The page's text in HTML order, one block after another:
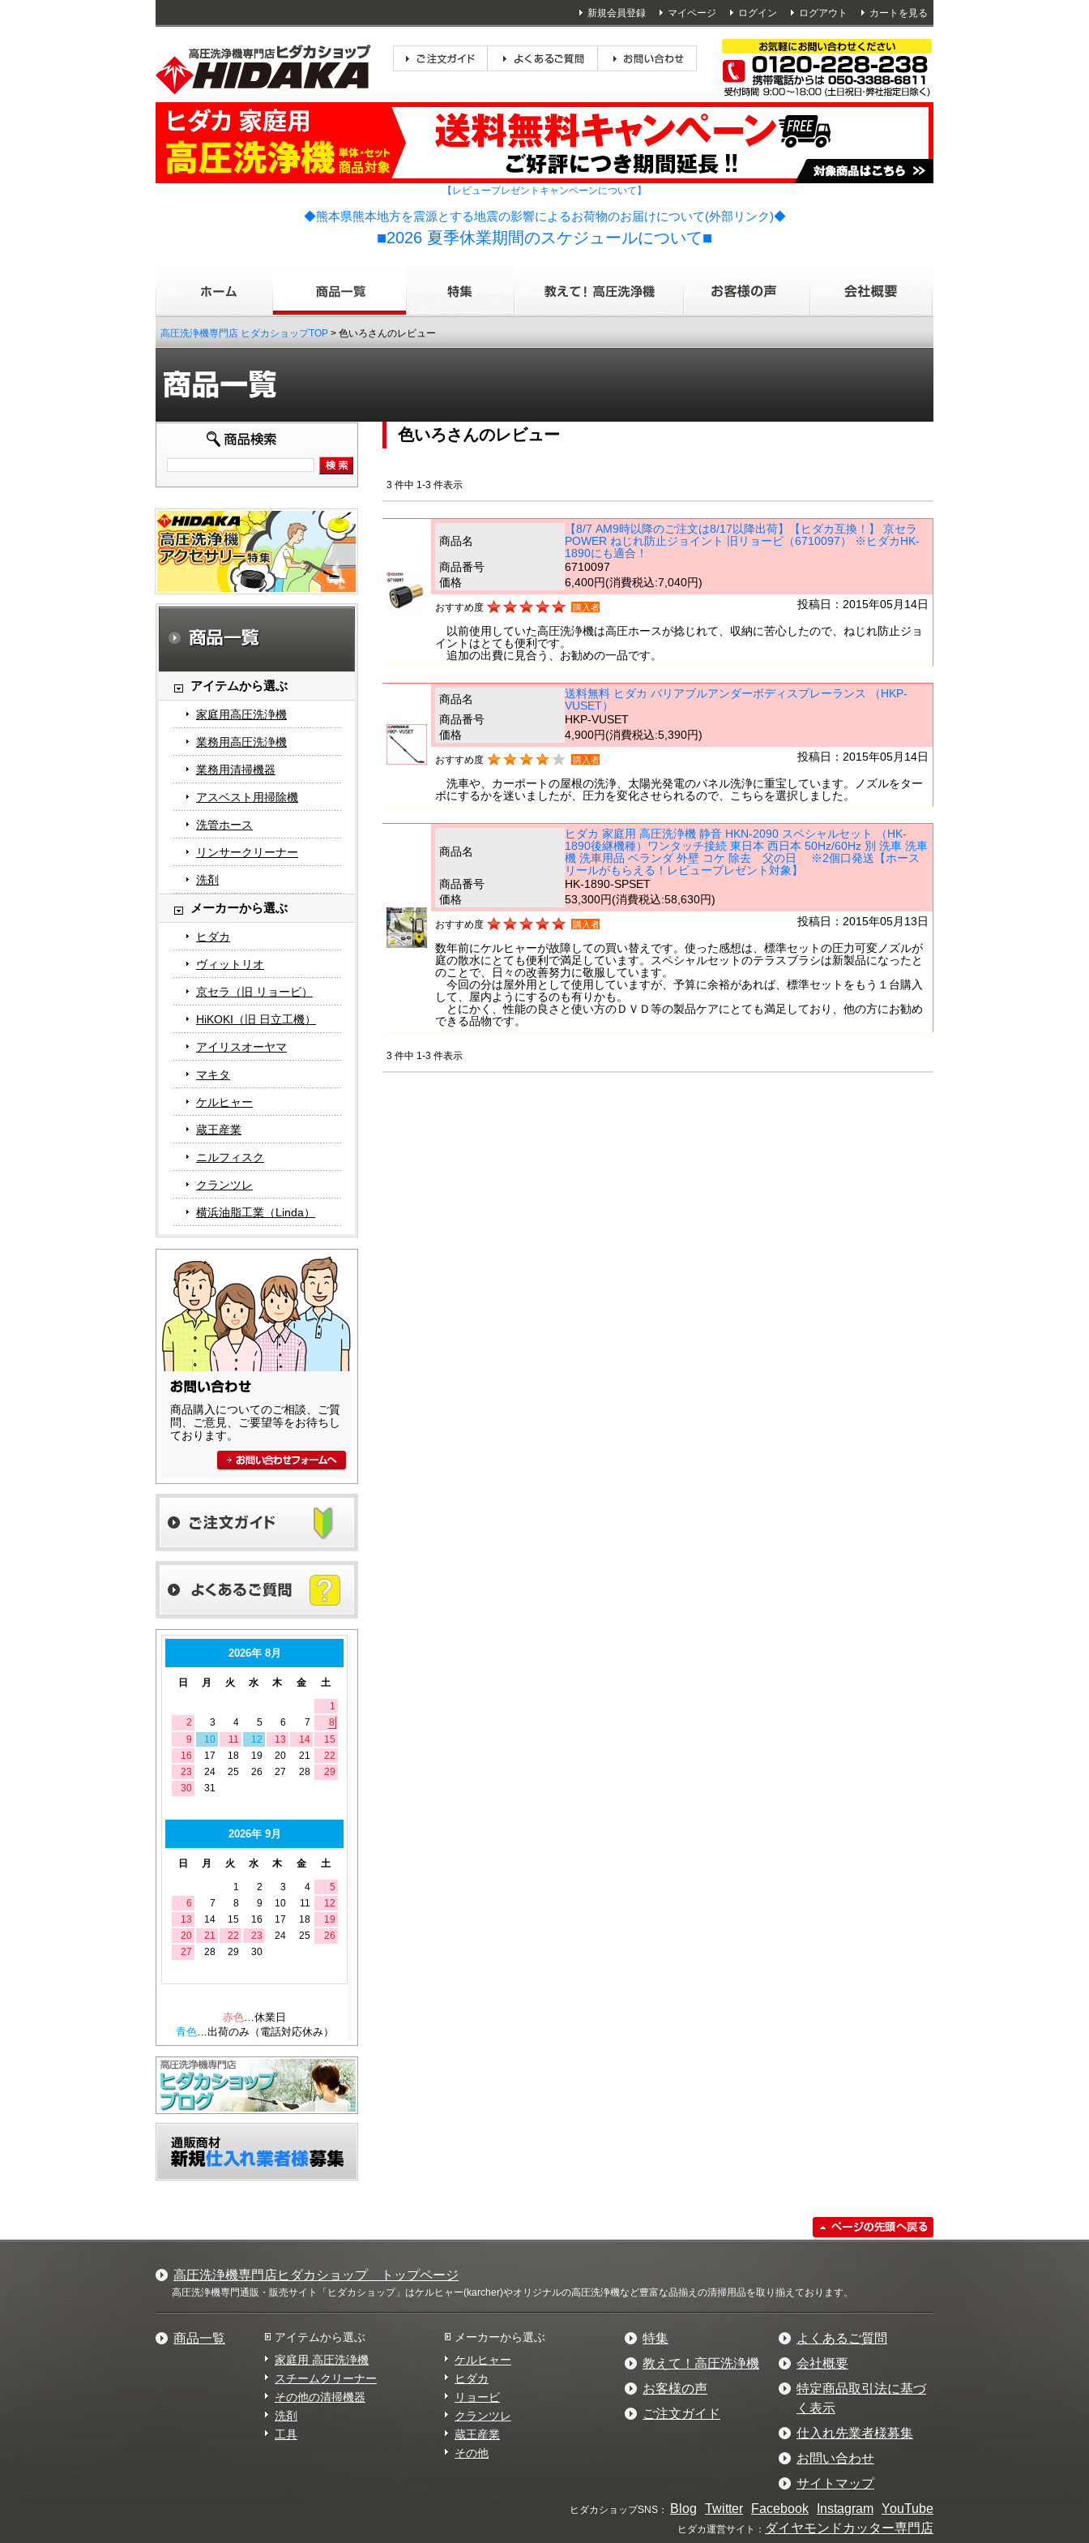
新規会員登録 マイページ ログイン ログアウト カートを見る
【レビュープレゼントキャンペーンについて】
◆熊本県熊本地方を震源とする地震の影響によるお荷物のお届けについて(外部リンク)◆
■2026 夏季休業期間のスケジュールについて■
高圧洗浄機専門店 ヒダカショップTOP > 色いろさんのレビュー
アイテムから選ぶ
家庭用高圧洗浄機
業務用高圧洗浄機
業務用清掃機器
アスベスト用掃除機
洗管ホース
リンサークリーナー
洗剤
メーカーから選ぶ
ヒダカ
ヴィットリオ
京セラ（旧 リョービ）
HiKOKI（旧 日立工機）
アイリスオーヤマ
マキタ
ケルヒャー
蔵王産業
ニルフィスク
クランツレ
横浜油脂工業（Linda）
商品購入についてのご相談、ご質
問、ご意見、ご要望等をお待ちし
ております。
色いろさんのレビュー
3 件中 1-3 件表示
商品名
【8/7 AM9時以降のご注文は8/17以降出荷】【ヒダカ互換！】 京セラ
POWER ねじれ防止ジョイント 旧リョービ（6710097） ※ヒダカHK-
1890にも適合！
商品番号
6710097
価格
6,400円(消費税込:7,040円)
投稿日：2015年05月14日
おすすめ度 購入者
以前使用していた高圧洗浄機は高圧ホースが捻じれて、収納に苦心したので、ねじれ防止ジョ
イントはとても便利です。
追加の出費に見合う、お勧めの一品です。
商品名
送料無料 ヒダカ バリアブルアンダーボディスプレーランス （HKP-
VUSET）
商品番号
HKP-VUSET
価格
4,900円(消費税込:5,390円)
投稿日：2015年05月14日
おすすめ度 購入者
洗車や、カーポートの屋根の洗浄、太陽光発電のパネル洗浄に重宝しています。ノズルをター
ボにするかを迷いましたが、圧力を変化させられるので、こちらを選択しました。
商品名
ヒダカ 家庭用 高圧洗浄機 静音 HKN-2090 スペシャルセット （HK-
1890後継機種）ワンタッチ接続 東日本 西日本 50Hz/60Hz 別 洗車 洗車
機 洗車用品 ベランダ 外壁 コケ 除去 父の日 ※2個口発送【ホース
リールがもらえる！レビュープレゼント対象】
商品番号
HK-1890-SPSET
価格
53,300円(消費税込:58,630円)
投稿日：2015年05月13日
おすすめ度 購入者
数年前にケルヒャーが故障しての買い替えです。使った感想は、標準セットの圧力可変ノズルが
庭の散水にとても便利で満足しています。スペシャルセットのテラスブラシは新製品になったと
のことで、日々の改善努力に敬服しています。
今回の分は屋外用として使用していますが、予算に余裕があれば、標準セットをもう１台購入
して、屋内ようにするのも有りかも。
とにかく、性能の良さと使い方のＤＶＤ等の製品ケアにとても満足しており、他の方にお勧め
できる品物です。
3 件中 1-3 件表示
高圧洗浄機専門店ヒダカショップ トップページ
高圧洗浄機専門通販・販売サイト「ヒダカショップ」はケルヒャー(karcher)やオリジナルの高圧洗浄機など豊富な品揃えの清掃用品を取り揃えております。
商品一覧
アイテムから選ぶ
家庭用 高圧洗浄機
スチームクリーナー
その他の清掃機器
洗剤
工具
メーカーから選ぶ
ケルヒャー
ヒダカ
リョービ
クランツレ
蔵王産業
その他
特集
教えて！高圧洗浄機
お客様の声
ご注文ガイド
よくあるご質問
会社概要
特定商品取引法に基づ
く表示
仕入れ先業者様募集
お問い合わせ
サイトマップ
ヒダカショップSNS： Blog Twitter Facebook Instagram YouTube
ヒダカ運営サイト： ダイヤモンドカッター専門店